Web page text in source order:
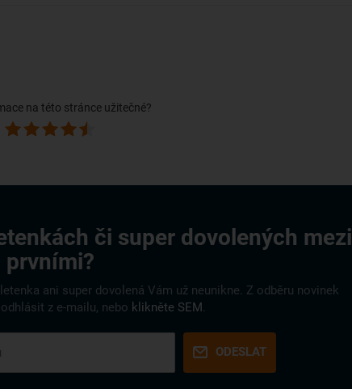
na této stránce užitečné?
či super dovolených mezi
prvními?
ani super dovolená Vám už neunikne. Z odběru novinek
z e-mailu, nebo klikněte SEM.
ODESLAT